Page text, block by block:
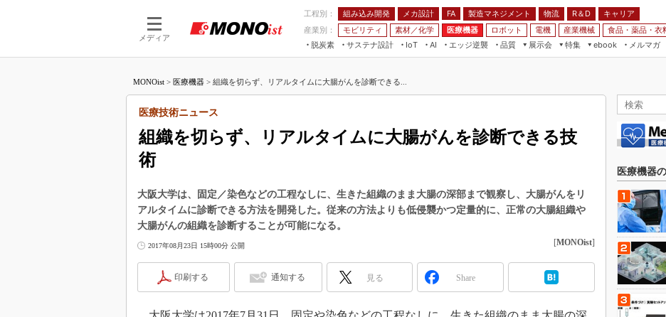
メディア
工程別： 組み込み開発 メカ設計 FA 製造マネジメント 物流 R＆D
キャリア
産業別：
モビリティ 素材／化学 医療機器 ロボット 電機 産業機械 食品・薬品・衣
脱炭素
サステナ設計
IoT
つながる工場
AI
AI×設備保全
エッジ逆襲 品質
展示会
JIMTOF
IIFES
TECHNO-FRONTIER
EdgeTech+
日本ものづくりワールド
AUTOMOTIVE WORLD
特集
VR／AR
フィールドサービス
組み込み画像技術
組み込みモデリング
ISO26262
ebook
モビリティ
メルマガ
MONOist > 医療機器 > 組織を切らず、リアルタイムに大腸がんを診断できる...
組織を切らず、リアルタイムに大腸がんを診断できる技
術
医療技術ニュース
大阪大学は、固定／染色などの工程なしに、生きた組織のまま大腸の深部まで観察し、大腸がんをリ
アルタイムに診断できる方法を開発した。従来の方法よりも低侵襲かつ定量的に、正常の大腸組織や
大腸がんの組織を診断することが可能になる。
2017年08月23日 15時00分 公開 [MONOist]
印刷する 通知する 見る Share
医療機器